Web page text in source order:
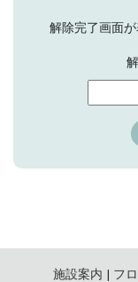
解除完了画面
施設案内 フ